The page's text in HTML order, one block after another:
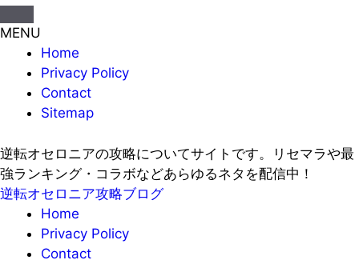
MENU
Home
Privacy Policy
Contact
Sitemap
逆転オセロニアの攻略についてサイトです。リセマラや最
強ランキング・コラボなどあらゆるネタを配信中！
逆転オセロニア攻略ブログ
Home
Privacy Policy
Contact